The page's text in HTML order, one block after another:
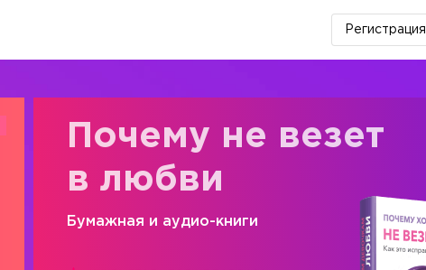
Регистрация
Почему не везет
в любви
Бумажная и аудио-книги